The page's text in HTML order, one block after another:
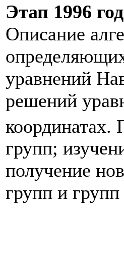
Этап 1996
Описание
уравнений
решений
координатах.
групп;
получение
групп и групп